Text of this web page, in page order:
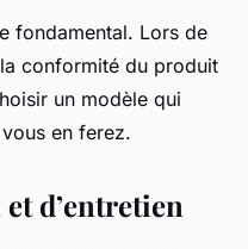
fondamental. Lors de
conformité du produit
un modèle qui
en ferez.
d’entretien